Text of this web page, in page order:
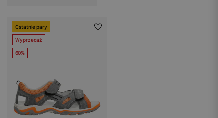
Ostatnie pary
Wyprzedaż
60%